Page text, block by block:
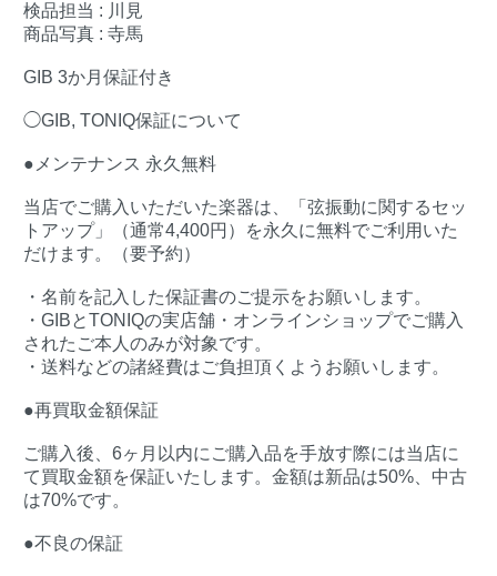
検品担当 : 川見
商品写真 : 寺馬
GIB 3か月保証付き
◯GIB, TONIQ保証について
●メンテナンス 永久無料
当店でご購入いただいた楽器は、「弦振動に関するセッ
トアップ」（通常4,400円）を永久に無料でご利用いた
だけます。（要予約）
・名前を記入した保証書のご提示をお願いします。
・GIBとTONIQの実店舗・オンラインショップでご購入
されたご本人のみが対象です。
・送料などの諸経費はご負担頂くようお願いします。
●再買取金額保証
ご購入後、6ヶ月以内にご購入品を手放す際には当店に
て買取金額を保証いたします。金額は新品は50%、中古
は70%です。
●不良の保証